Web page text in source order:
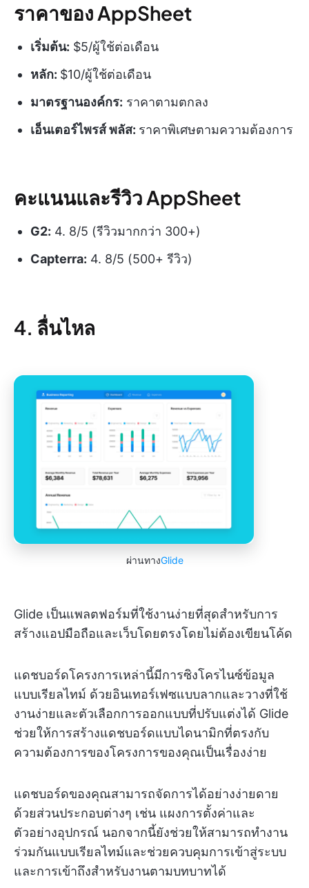
ราคาของ AppSheet
เริ่มต้น: $5/ผู้ใช้ต่อเดือน
หลัก: $10/ผู้ใช้ต่อเดือน
มาตรฐานองค์กร: ราคาตามตกลง
เอ็นเตอร์ไพรส์ พลัส: ราคาพิเศษตามความต้องการ
คะแนนและรีวิว AppSheet
G2: 4. 8/5 (รีวิวมากกว่า 300+)
Capterra: 4. 8/5 (500+ รีวิว)
4. ลื่นไหล
ผ่านทางGlide
Glide เป็นแพลตฟอร์มที่ใช้งานง่ายที่สุดสำหรับการ
สร้างแอปมือถือและเว็บโดยตรงโดยไม่ต้องเขียนโค้ด
แดชบอร์ดโครงการเหล่านี้มีการซิงโครไนซ์ข้อมูล
แบบเรียลไทม์ ด้วยอินเทอร์เฟซแบบลากและวางที่ใช้
งานง่ายและตัวเลือกการออกแบบที่ปรับแต่งได้ Glide
ช่วยให้การสร้างแดชบอร์ดแบบไดนามิกที่ตรงกับ
ความต้องการของโครงการของคุณเป็นเรื่องง่าย
แดชบอร์ดของคุณสามารถจัดการได้อย่างง่ายดาย
ด้วยส่วนประกอบต่างๆ เช่น แผงการตั้งค่าและ
ตัวอย่างอุปกรณ์ นอกจากนี้ยังช่วยให้สามารถทำงาน
ร่วมกันแบบเรียลไทม์และช่วยควบคุมการเข้าสู่ระบบ
และการเข้าถึงสำหรับงานตามบทบาทได้